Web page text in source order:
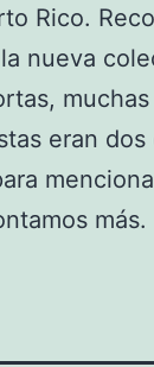
Rico.
nueva
eran dos
más.